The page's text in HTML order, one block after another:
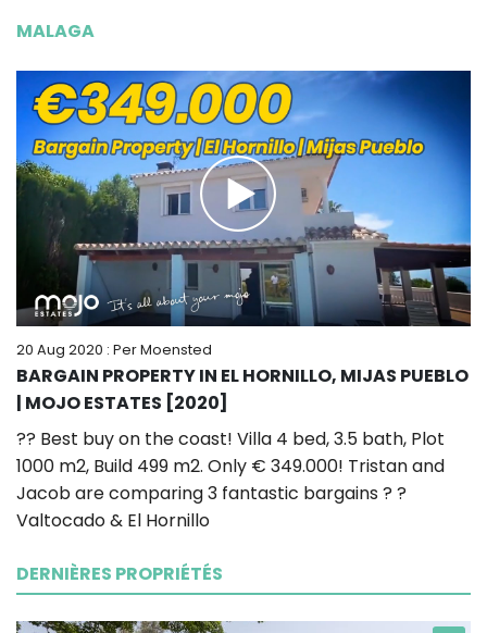
MALAGA
20 Aug 2020 : Per Moensted
BARGAIN PROPERTY IN EL HORNILLO, MIJAS PUEBLO
| MOJO ESTATES [2020]
?? Best buy on the coast! Villa 4 bed, 3.5 bath, Plot
1000 m2, Build 499 m2. Only € 349.000! Tristan and
Jacob are comparing 3 fantastic bargains ? ?
Valtocado & El Hornillo
DERNIÈRES PROPRIÉTÉS